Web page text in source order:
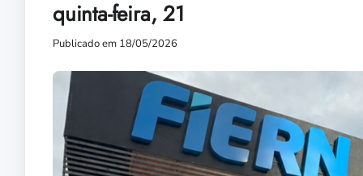
quinta-feira, 21
Publicado em 18/05/2026